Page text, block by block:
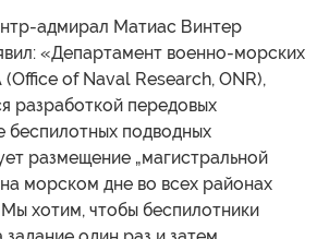
адмирал Матиас Винтер
«Департамент военно-морских
of Naval Research, ONR),
разработкой передовых
беспилотных подводных
размещение „магистральной
морском дне во всех районах
хотим, чтобы беспилотники